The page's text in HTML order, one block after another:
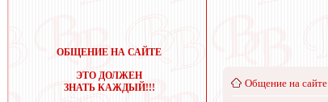
ОБЩЕНИЕ НА САЙТЕ
ЭТО ДОЛЖЕН
ЗНАТЬ КАЖДЫЙ!!!
Общение на сайте